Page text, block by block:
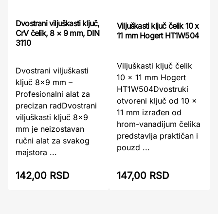
Dvostrani viljuškasti ključ,
CrV čelik, 8 × 9 mm, DIN
3110
Dvostrani viljuškasti
ključ 8x9 mm –
Profesionalni alat za
precizan radDvostrani
viljuškasti ključ 8×9
mm je neizostavan
ručni alat za svakog
majstora ...
142,00 RSD
Viljuškasti ključ čelik 10 x
11 mm Hogert HT1W504
Viljuškasti ključ čelik
10 x 11 mm Hogert
HT1W504Dvostruki
otvoreni ključ od 10 x
11 mm izrađen od
hrom-vanadijum čelika
predstavlja praktičan i
pouzd ...
147,00 RSD